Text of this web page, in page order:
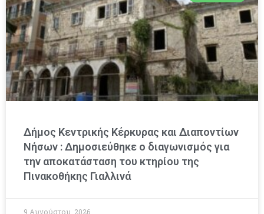
Δήμος Κεντρικής Κέρκυρας και Διαποντίων
Νήσων : Δημοσιεύθηκε ο διαγωνισμός για
την αποκατάσταση του κτηρίου της
Πινακοθήκης Γιαλλινά
9 Αυγούστου, 2026